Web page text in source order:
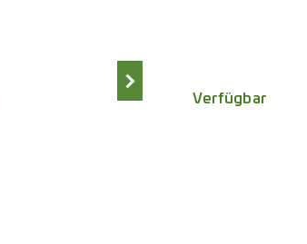
Verfügbar